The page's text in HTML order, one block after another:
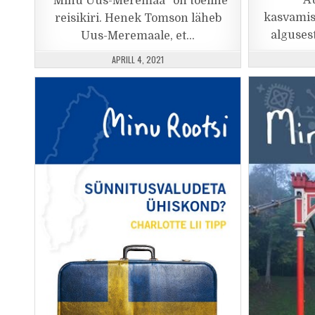
reisikiri. Henek Tomson läheb
Uus-Meremaale, et…
PUBLISHED DATE:
APRILL 4, 2021